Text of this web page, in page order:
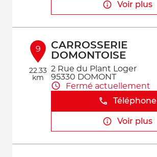
Voir plus
9
22.33
km
CARROSSERIE
DOMONTOISE
2 Rue du Plant Loger
95330 DOMONT
Fermé actuellement
Téléphone
Voir plus